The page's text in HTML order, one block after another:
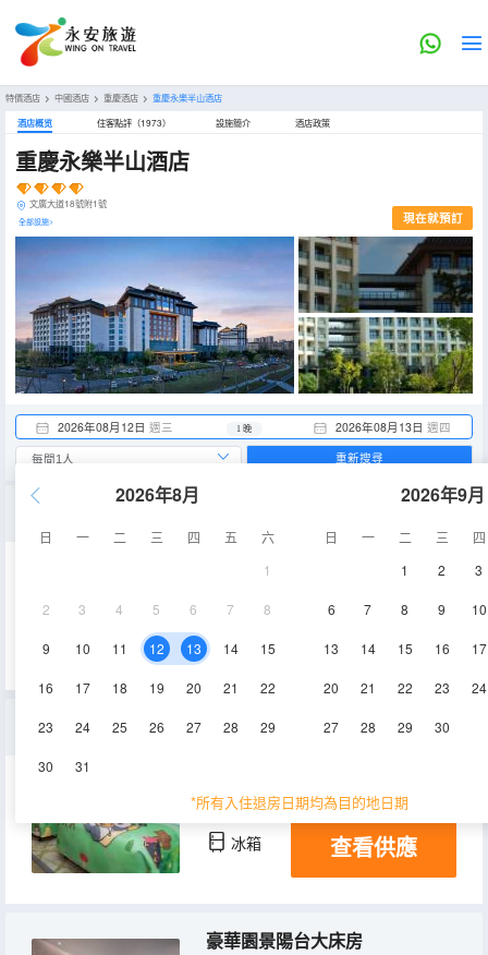
特價酒店 > 中國酒店 > 重慶酒店 > 重慶永樂半山酒店
酒店概览 住客點評（1973） 設施簡介 酒店政策
重慶永樂半山酒店
文廣大道18號附1號
全部設施> 現在就預訂
2026年08月12日 週三 2026年08月13日 週四
1 晚
2026年8月
日 一 二 三 四 五
六
1
2 3 4 5 6 7 8
9 10 11 12 13 14 15
16 17 18 19 20 21 22
23 24 25 26 27 28 29
30 31
2026年9月
日 一 二 三
四
1
2 3
6 7 8 9 10
13 14 15 16 17
20 21 22 23 24
27 28 29 30
*所有入住退房日期均為目的地日期
重新搜尋
空調
熊貓親子雙床房
39㎡ 1-10層 空調
冰箱 查看供應
豪華園景陽台大床房